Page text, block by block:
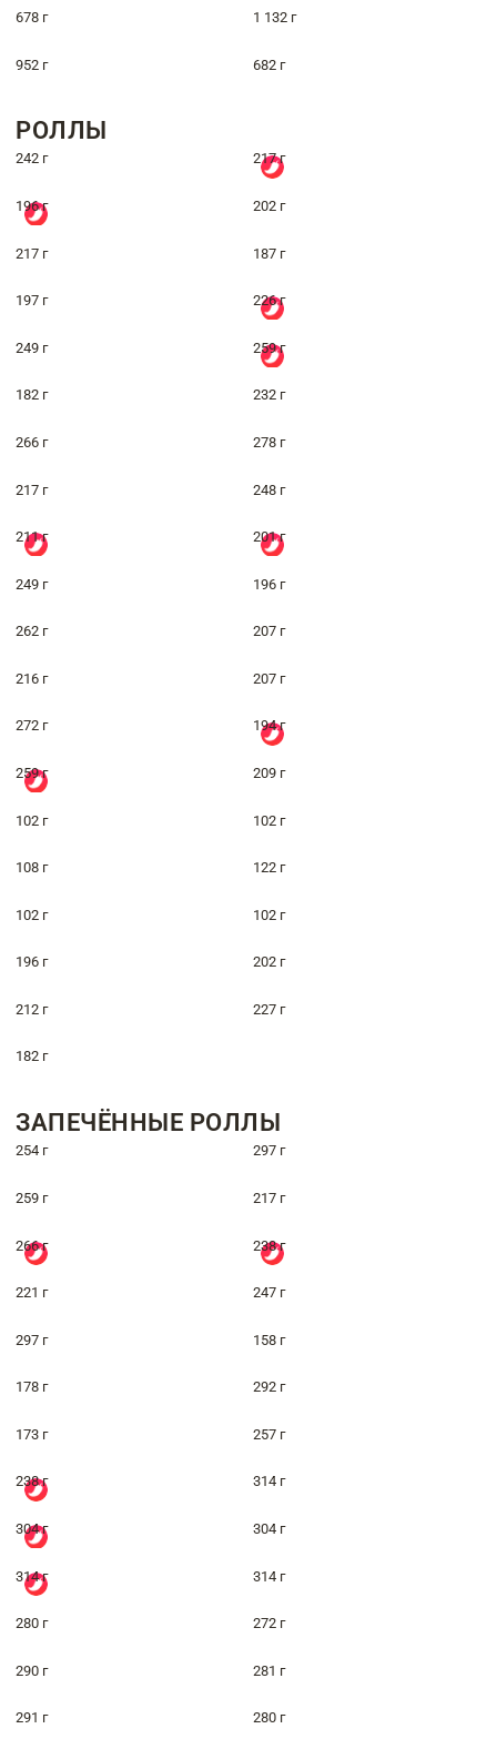
678 г 1 132 г
952 г 682 г
РОЛЛЫ
242 г 217 г
196 г 202 г
217 г 187 г
197 г 226 г
249 г 259 г
182 г 232 г
266 г 278 г
217 г 248 г
211 г 201 г
249 г 196 г
262 г 207 г
216 г 207 г
272 г 194 г
259 г 209 г
102 г 102 г
108 г 122 г
102 г 102 г
196 г 202 г
212 г 227 г
182 г
ЗАПЕЧЁННЫЕ РОЛЛЫ
254 г 297 г
259 г 217 г
266 г 238 г
221 г 247 г
297 г 158 г
178 г 292 г
173 г 257 г
238 г 314 г
304 г 304 г
314 г 314 г
280 г 272 г
290 г 281 г
291 г 280 г